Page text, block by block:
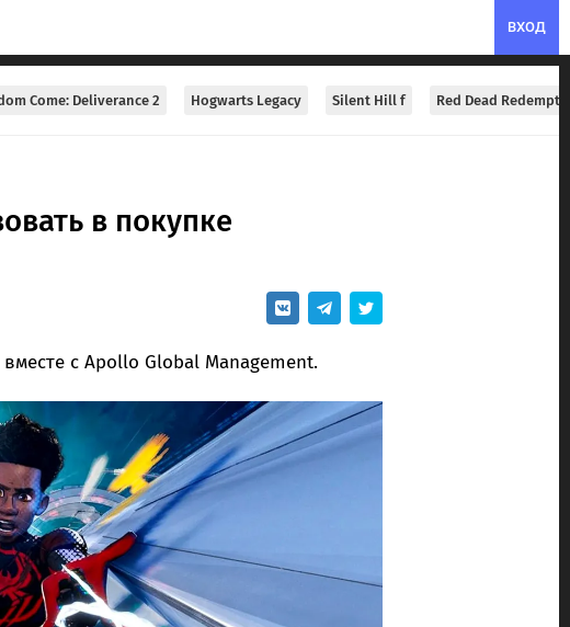
ВХОД
Come: Deliverance 2 Hogwarts Legacy Silent Hill f Red Dead
в покупке
с Apollo Global Management.